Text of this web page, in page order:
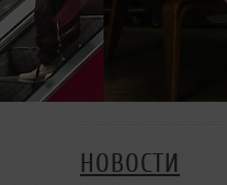
НОВОСТИ